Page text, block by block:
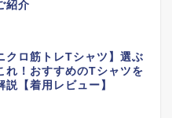
紹介
クロ筋トレTシャツ】選ぶ
れ！おすすめのTシャツを
説【着用レビュー】